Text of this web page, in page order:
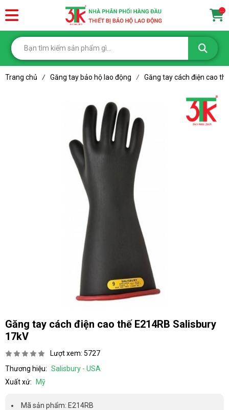
...
Trang chủ / Găng tay bảo hộ lao động / Găng tay cách điện cao
Găng tay cách điện cao thế E214RB Salisbury
17kV
Lượt xem: 5727
Thương hiệu: Salisbury - USA
Xuất xứ:
Mỹ
Mã sản phẩm: E214RB